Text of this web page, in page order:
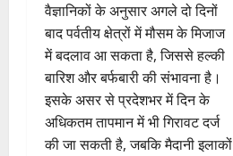
वैज्ञानिकों के अनुसार अगले दो दिनों
बाद पर्वतीय क्षेत्रों में मौसम के मिजाज
में बदलाव आ सकता है, जिससे हल्की
बारिश और बर्फबारी की संभावना है।
इसके असर से प्रदेशभर में दिन के
अधिकतम तापमान में भी गिरावट दर्ज
की जा सकती है, जबकि मैदानी इलाकों